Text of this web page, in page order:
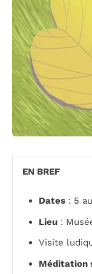
EN BREF
Dates : 5
Lieu :
Visite
Méditation